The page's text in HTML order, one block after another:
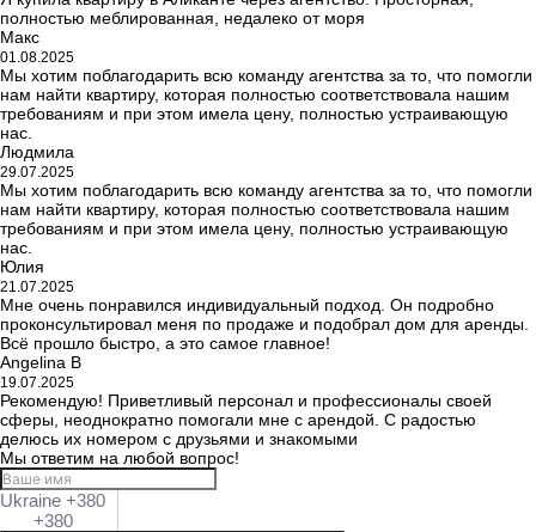
полностью меблированная, недалеко от моря
Макс
01.08.2025
Мы хотим поблагодарить всю команду агентства за то, что помогли
нам найти квартиру, которая полностью соответствовала нашим
требованиям и при этом имела цену, полностью устраивающую
нас.
Людмила
29.07.2025
Мы хотим поблагодарить всю команду агентства за то, что помогли
нам найти квартиру, которая полностью соответствовала нашим
требованиям и при этом имела цену, полностью устраивающую
нас.
Юлия
21.07.2025
Мне очень понравился индивидуальный подход. Он подробно
проконсультировал меня по продаже и подобрал дом для аренды.
Всё прошло быстро, а это самое главное!
Angelina B
19.07.2025
Рекомендую! Приветливый персонал и профессионалы своей
сферы, неоднократно помогали мне с арендой. С радостью
делюсь их номером с друзьями и знакомыми
Мы ответим на любой вопрос!
Ukraine +380
+380